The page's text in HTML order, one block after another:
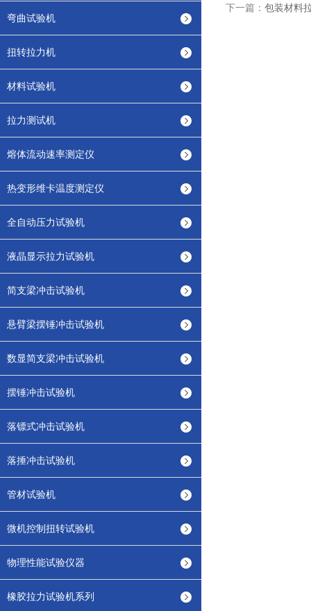
弯曲试验机
扭转拉力机
材料试验机
拉力测试机
熔体流动速率测定仪
热变形维卡温度测定仪
全自动压力试验机
液晶显示拉力试验机
简支梁冲击试验机
悬臂梁摆锤冲击试验机
数显简支梁冲击试验机
摆锤冲击试验机
落镖式冲击试验机
落捶冲击试验机
管材试验机
微机控制扭转试验机
物理性能试验仪器
橡胶拉力试验机系列
下一篇： 包装材料